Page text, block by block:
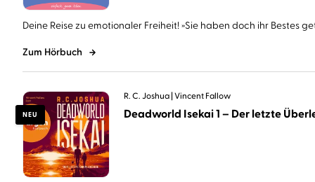
Deine Reise zu emotionaler Freiheit! »Sie haben doch ihr Bestes
Zum Hörbuch
NEU
R. C. Joshua Vincent Fallow
Deadworld Isekai 1 – Der letzte